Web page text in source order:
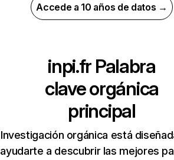
Accede a 10 años de datos →
inpi.fr Palabra
clave orgánica
principal
Investigación orgánica está
ayudarte a descubrir las mejores